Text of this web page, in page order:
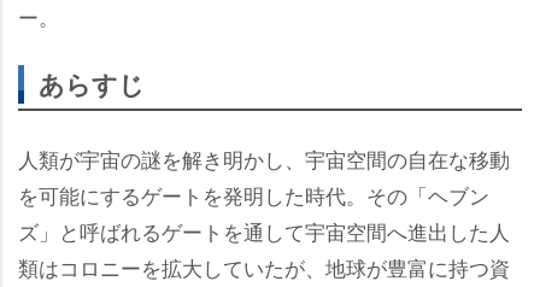
ー。
あらすじ
人類が宇宙の謎を解き明かし、宇宙空間の自在な移動
を可能にするゲートを発明した時代。その「ヘブン
ズ」と呼ばれるゲートを通して宇宙空間へ進出した人
類はコロニーを拡大していたが、地球が豊富に持つ資